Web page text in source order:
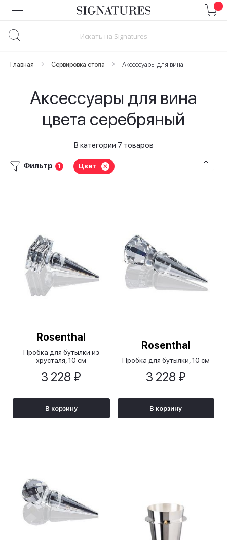
Skip
to
Главная Сервировка стола Аксессуары для вина
Аксессуары для вина
цвета серебряный
В категории 7 товаров
Фильтр 1 Цвет
Rosenthal
Пробка для бутылки из
хрусталя, 10 см
3 228 ₽
В корзину
Rosenthal
Пробка для бутылки, 10 см
3 228 ₽
В корзину